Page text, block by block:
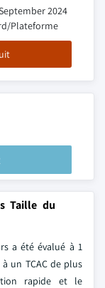
2024
Plateforme
Taille du
a été évalué à 1
un TCAC de plus
rapide et le